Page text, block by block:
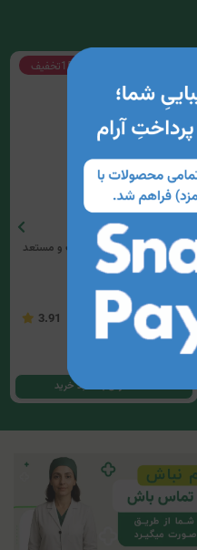
15%تخفیف
فلوئید ضد آفتاب پوست چرب و مستعد
آکنه بدون رنگ امونی
887,300
3.91
754,300
اضافه کردن به سبد خرید